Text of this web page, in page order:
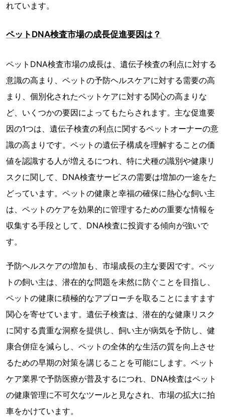
れています。
ペットDNA検査市場の成長促進要因は？
ペットDNA検査市場の成長は、遺伝子検査の利点に対する
意識の高まり、ペットの予防ヘルスケアに対する需要の高
まり、個別化されたペットケアに対する関心の高まりな
ど、いくつかの要因によってもたらされます。主な促進要
因の1つは、遺伝子検査の利点に関するペットオーナーの意
識の高まりです。ペットの遺伝子構成を理解することの価
値を認識する人が増えるにつれ、特に犬種の識別や健康リ
スクに関して、DNA検査サービスの需要は増加の一途をた
どっています。ペットの健康と幸福の確保に熱心な飼い主
は、ペットのケアを効果的に管理するための重要な情報を
収集する手段として、DNA検査に投資する傾向が強いで
す。
予防ヘルスケアの増加も、市場成長の主な要因です。ペッ
トの飼い主は、潜在的な問題を未然に防ぐことを目指し、
ペットの健康に積極的なアプローチを取ることにますます
関心を寄せています。遺伝子検査は、潜在的な健康リスク
に関する貴重な洞察を提供し、飼い主が病気を予防し、健
康合併症を減らし、ペットの全体的な生活の質を向上させ
るための早期の対策を講じることを可能にします。ペット
ケア業界で予防医療が普及するにつれ、DNA検査はペット
の健康管理に不可欠なツールと見なされ、市場の拡大に拍
車をかけています。